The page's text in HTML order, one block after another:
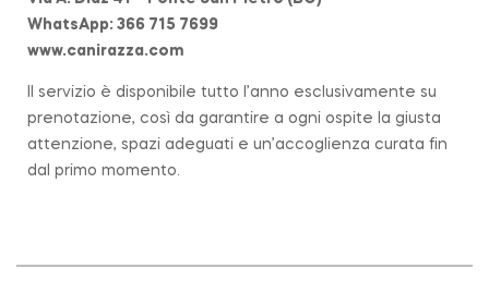
WhatsApp: 366 715 7699
www.canirazza.com
Il servizio è disponibile tutto l’anno esclusivamente su
prenotazione, così da garantire a ogni ospite la giusta
attenzione, spazi adeguati e un’accoglienza curata fin
dal primo momento.